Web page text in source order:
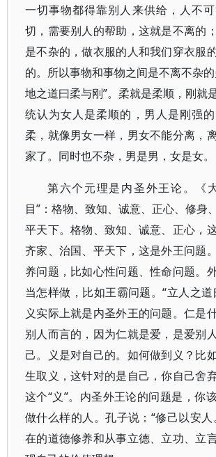
一切事物都得靠别人来供给，人不
切，需要别人的帮助，这就是不离的
是不杂的，做衣服的人和我们穿衣服
的。所以事物和事物之间是不离不杂
地之道曰柔与刚”。柔就是柔顺，刚就
统认为女人是柔顺的，男人是刚强
柔，就像男女一样，男女不能分离，
家了。同时也不杂，男是男，女是女。
第六个元理是内圣外王论。《
目”：格物、致知、诚意、正心、修身
平天下。格物、致知、诚意、正心，
齐家、治国、平天下，这是外王问题
养问题，比如心性问题、性命问题。
当怎样做，比如王霸问题。“立人之
义实际上就是内圣外王的问题。仁是
别人而言的，因为仁就是爱，是爱别
己。义是对自己的。如何做到义？比
生取义，这针对的是自己，你自己舍
这个“义”。内圣外王论的问题是，你
做什么样的人。孔子说：“修己以安人
在的道德修养和从事立德、立功、立